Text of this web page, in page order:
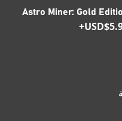
Astro Miner: Gold